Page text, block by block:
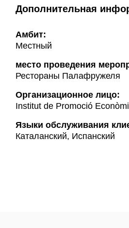
Дополнительная
Амбит:
Местный
место проведения
Рестораны Палафружеля
Организационное лицо:
Institut de Promoció
Языки обслуживания
Каталанский, Испанский